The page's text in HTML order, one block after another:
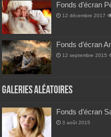
Fonds d’écran
12 décembre 2017
Fonds d’écran
12 septembre 2015
Galeries Aléatoires
Fonds d’écran
3 août 2015